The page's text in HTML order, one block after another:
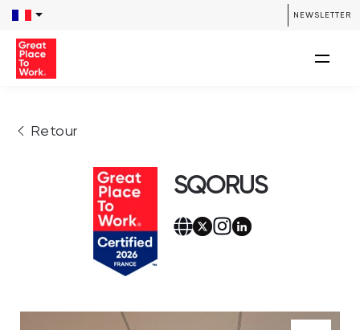
NEWSLETTER
Retour
SQORUS